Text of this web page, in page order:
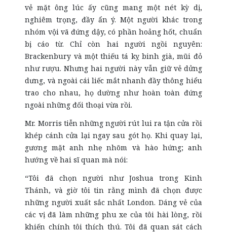
vẻ mặt ông lúc ấy cũng mang một nét kỳ dị,
nghiêm trọng, đầy ẩn ý. Một người khác trong
nhóm vội vã đứng dậy, có phần hoảng hốt, chuẩn
bị cáo từ. Chỉ còn hai người ngồi nguyên:
Brackenbury và một thiếu tá kỵ binh già, mũi đỏ
như rượu. Nhưng hai người này vẫn giữ vẻ dửng
dưng, và ngoài cái liếc mắt nhanh đầy thông hiểu
trao cho nhau, họ dường như hoàn toàn đứng
ngoài những đối thoại vừa rồi.
Mr. Morris tiễn những người rút lui ra tận cửa rồi
khép cánh cửa lại ngay sau gót họ. Khi quay lại,
gương mặt anh nhẹ nhõm và hào hứng; anh
hướng về hai sĩ quan mà nói:
“Tôi đã chọn người như Joshua trong Kinh
Thánh, và giờ tôi tin rằng mình đã chọn được
những người xuất sắc nhất London. Dáng vẻ của
các vị đã làm những phu xe của tôi hài lòng, rồi
khiến chính tôi thích thú. Tôi đã quan sát cách